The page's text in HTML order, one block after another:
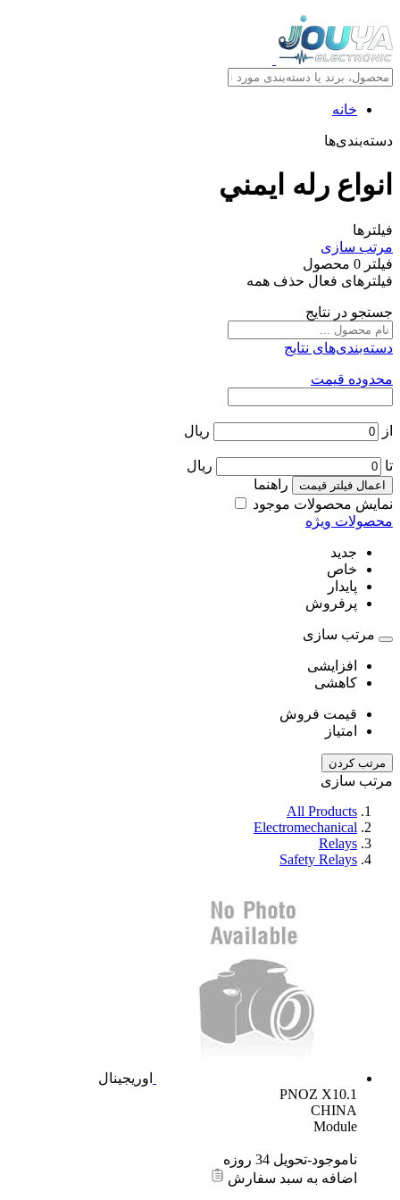
خانه
دسته‌بندی‌ها
انواع رله ايمني
فیلترها
مرتب سازی
فیلتر 0 محصول
فیلترهای فعال حذف همه
جستجو در نتایج
دسته‌بندی‌های نتایج
محدوده قیمت
از ریال
تا ریال
اعمال فیلتر قیمت
راهنما
نمایش محصولات موجود
محصولات ویژه
جدید
خاص
پایدار
پرفروش
مرتب سازی
افزایشی
کاهشی
قیمت فروش
امتیاز
مرتب کردن
مرتب سازی
All Products
Electromechanical
Relays
Safety Relays
اوریجینال
PNOZ X10.1
CHINA
Module
ناموجود-تحویل 34 روزه
اضافه به سبد سفارش